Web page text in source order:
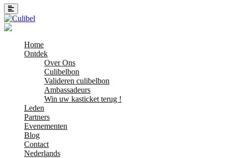
Home
Ontdek
Over Ons
Culibelbon
Valideren culibelbon
Ambassadeurs
Win uw kasticket terug !
Leden
Partners
Evenementen
Blog
Contact
Nederlands